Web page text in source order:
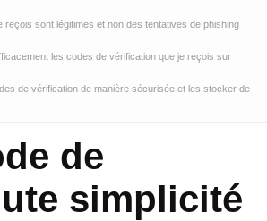
sont légitimes et non des tentatives de phishing
les codes de vérification que je reçois sur
de vérification de manière sécurisée et les stocker de
de
simplicité